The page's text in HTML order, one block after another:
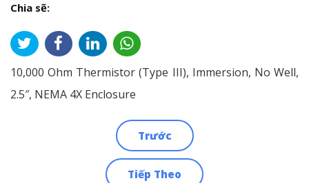
Chia sẽ:
10,000 Ohm Thermistor (Type III), Immersion, No Well,
2.5″, NEMA 4X Enclosure
Trước
Tiếp Theo